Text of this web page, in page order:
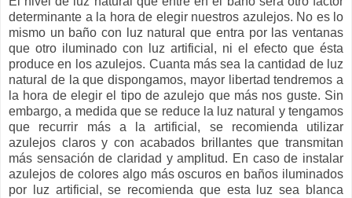
determinante a la hora de elegir nuestros azulejos. No es lo
mismo un baño con luz natural que entra por las ventanas
que otro iluminado con luz artificial, ni el efecto que ésta
produce en los azulejos. Cuanta más sea la cantidad de luz
natural de la que dispongamos, mayor libertad tendremos a
la hora de elegir el tipo de azulejo que más nos guste. Sin
embargo, a medida que se reduce la luz natural y tengamos
que recurrir más a la artificial, se recomienda utilizar
azulejos claros y con acabados brillantes que transmitan
más sensación de claridad y amplitud. En caso de instalar
azulejos de colores algo más oscuros en baños iluminados
por luz artificial, se recomienda que esta luz sea blanca